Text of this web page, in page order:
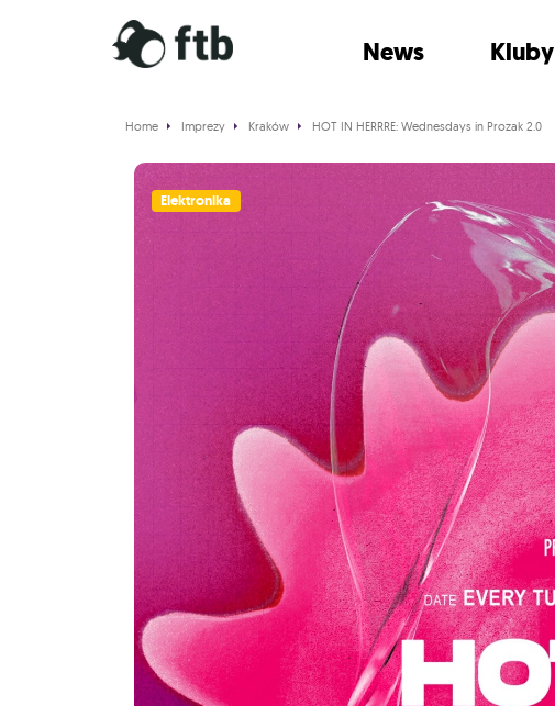
News Kluby
Home Imprezy Kraków HOT IN HERRRE: Wednesdays in Prozak 2.0
Elektronika